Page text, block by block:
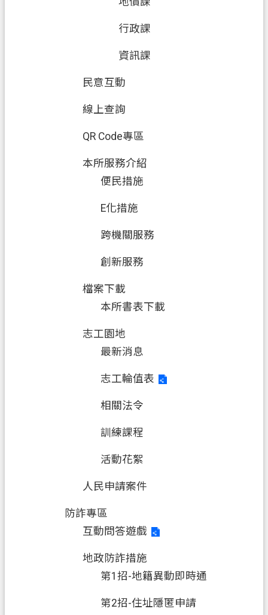
行政課
資訊課
民意互動
線上查詢
QR Code專區
本所服務介紹
便民措施
E化措施
跨機關服務
創新服務
檔案下載
本所書表下載
志工園地
最新消息
志工輪值表
相關法令
訓練課程
活動花絮
人民申請案件
防詐專區
互動問答遊戲
地政防詐措施
第1招-地籍異動即時通
第2招-住址隱匿申請